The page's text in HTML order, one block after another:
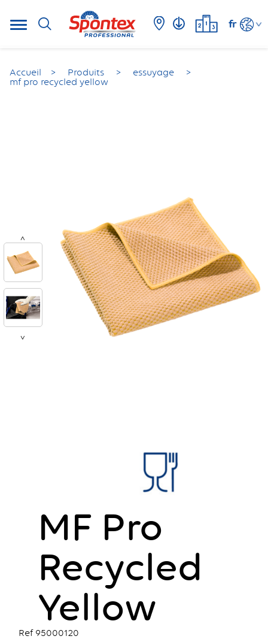
fr
Accueil Produits
essuyage
mf pro recycled yellow
<
>
MF Pro
Recycled
Yellow
Ref 95000120